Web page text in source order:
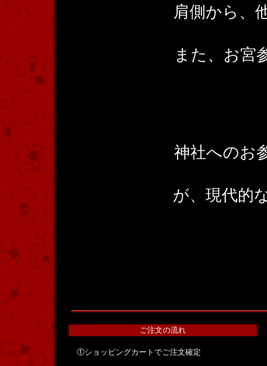
肩側から、
また、お宮
神社へのお
が、現代的
ご注文の流れ
①ショッピングカートでご注文確定